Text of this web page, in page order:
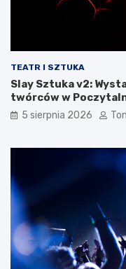
TEATR I SZTUKA
Slay Sztuka v2:
twórców w
5 sierpnia 2026